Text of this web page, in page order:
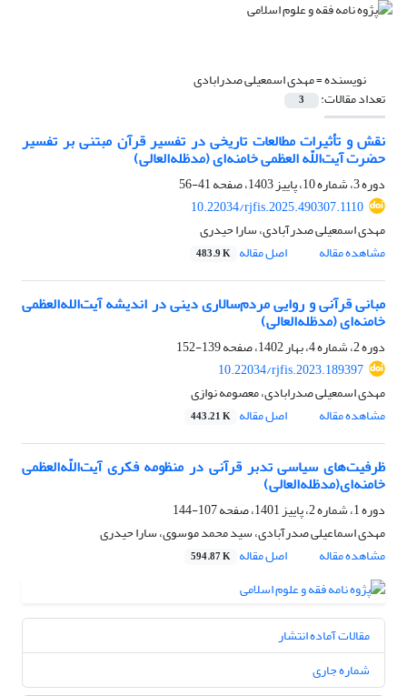
نویسنده =مهدی اسمعیلی صدرابادی
تعداد مقالات: 3
نقش و تأثیرات مطالعات تاریخی در تفسیر قرآن مبتنی بر تفسیر
حضرت آیت‌‌اللّه العظمی خامنه‌ای (مدظله‌العالی)
دوره 3، شماره 10، پاییز 1403، صفحه
41-56
10.22034/rjfis.2025.490307.1110
مهدی اسمعیلی صدرآبادی، سارا حیدری
مشاهده مقاله
اصل مقاله 483.9 K
مبانی قرآنی و روایی مردم‌سالاری دینی در اندیشه آیت‌الله‌العظمی
خامنه‌ای (مدظله‌العالی)
دوره 2، شماره 4، بهار 1402، صفحه
139-152
10.22034/rjfis.2023.189397
مهدی اسمعیلی صدرابادی، معصومه نوازی
مشاهده مقاله
اصل مقاله 443.21 K
ظرفیت‌های سیاسی تدبر قرآنی در منظومه فکری آیت‌اللّه‌العظمی
خامنه‌ای(مدظله‌العالی)
دوره 1، شماره 2، پاییز 1401، صفحه
107-144
مهدی اسماعیلی صدرآبادی، سید محمد موسوی، سارا حیدری
مشاهده مقاله
اصل مقاله 594.87 K
مقالات آماده انتشار
شماره جاری